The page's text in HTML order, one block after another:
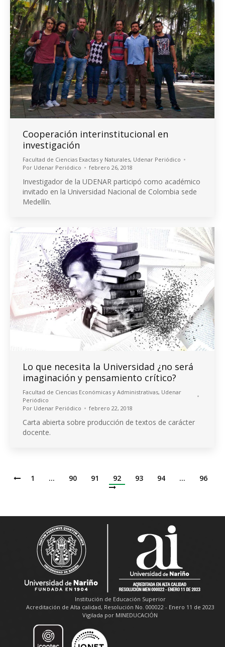
Cooperación interinstitucional en
investigación
Facultad de Ciencias Exactas y Naturales, Udenar Periódico
Por Udenar Periódico febrero 26, 2018
Investigador de la UDENAR participó como académico
invitado en la Universidad Nacional de Colombia sede
Medellín.
Lo que necesita la Universidad ¿no será
imaginación y pensamiento crítico?
Facultad de Ciencias Económicas y Administrativas, Udenar
Periódico
Por Udenar Periódico febrero 22, 2018
Carta abierta sobre producción de textos de carácter
docente.
1 … 90 91 92 93 94 … 96
Institución de Educación Superior
Acreditación de Alta calidad, Resolución No. 000022 - Enero 11 de 2023
Vigilada por MINEDUCACIÓN